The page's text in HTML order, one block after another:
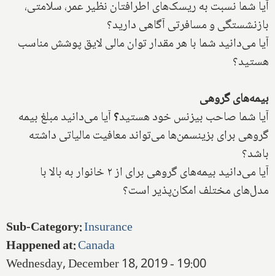
آیا شما نسبت به ریسک‌های اطرافتان نظیر عمر، سلامتی،
بازنشستگی و مسافرتی آگاهی دارید؟
آیا می‌دانید شما با هر مقدار توان مالی لایق پوشش مناسب
هستید؟
بیمه‌های گروهی
آیا شما صاحب بیزنس خود هستید؟آیا می‌دانید مبلغ بیمه
گروهی برای بزینسمن‌ها می‌تواند معافیت مالیاتی داشته
باشد؟
آیا می‌دانید بیمه‌های گروهی برای از ۲ خانوار به بالا با
مدل‌های مختلف امکان‌پذیر است؟
Sub-Category:Insurance
Happened at:Canada
Wednesday, December 18, 2019 - 19:00